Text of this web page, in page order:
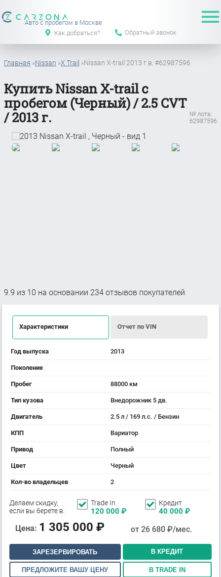
Авто с пробегом в Москве
Как добраться?
Обратный звонок
Главная »Nissan »X Trail »Nissan X-trail 2013 г.в. #62987596
Купить Nissan X-trail с
пробегом (Черный) / 2.5 CVT
/ 2013 г.
№ лота:
62987596
9.9 из 10 на основании 234 отзывов покупателей
Характеристики Отчет по VIN
Год выпуска 2013
Поколение
Пробег 88000 км
Тип кузова Внедорожник 5 дв.
Двигатель 2.5 л / 169 л.с. / Бензин
КПП Вариатор
Привод Полный
Цвет Черный
Кол-во владельцев 2
Делаем скидку,
если вы берете в:
Trade In
120 000 ₽
Кредит
40 000 ₽
Цена: 1 305 000 ₽ от 26 680₽/мес.
ЗАРЕЗЕРВИРОВАТЬ В КРЕДИТ
ПРЕДЛОЖИТЕ ВАШУ ЦЕНУ В TRADE IN